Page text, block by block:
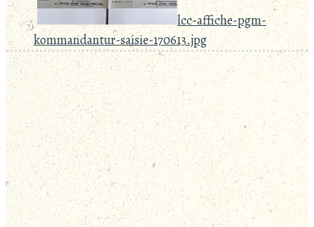
lcc-affiche-pgm-
kommandantur-saisie-170613.jpg